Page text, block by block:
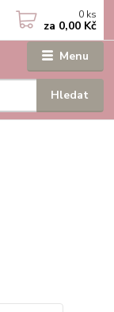
Menu
Hledat
0 ks
za 0,00 Kč